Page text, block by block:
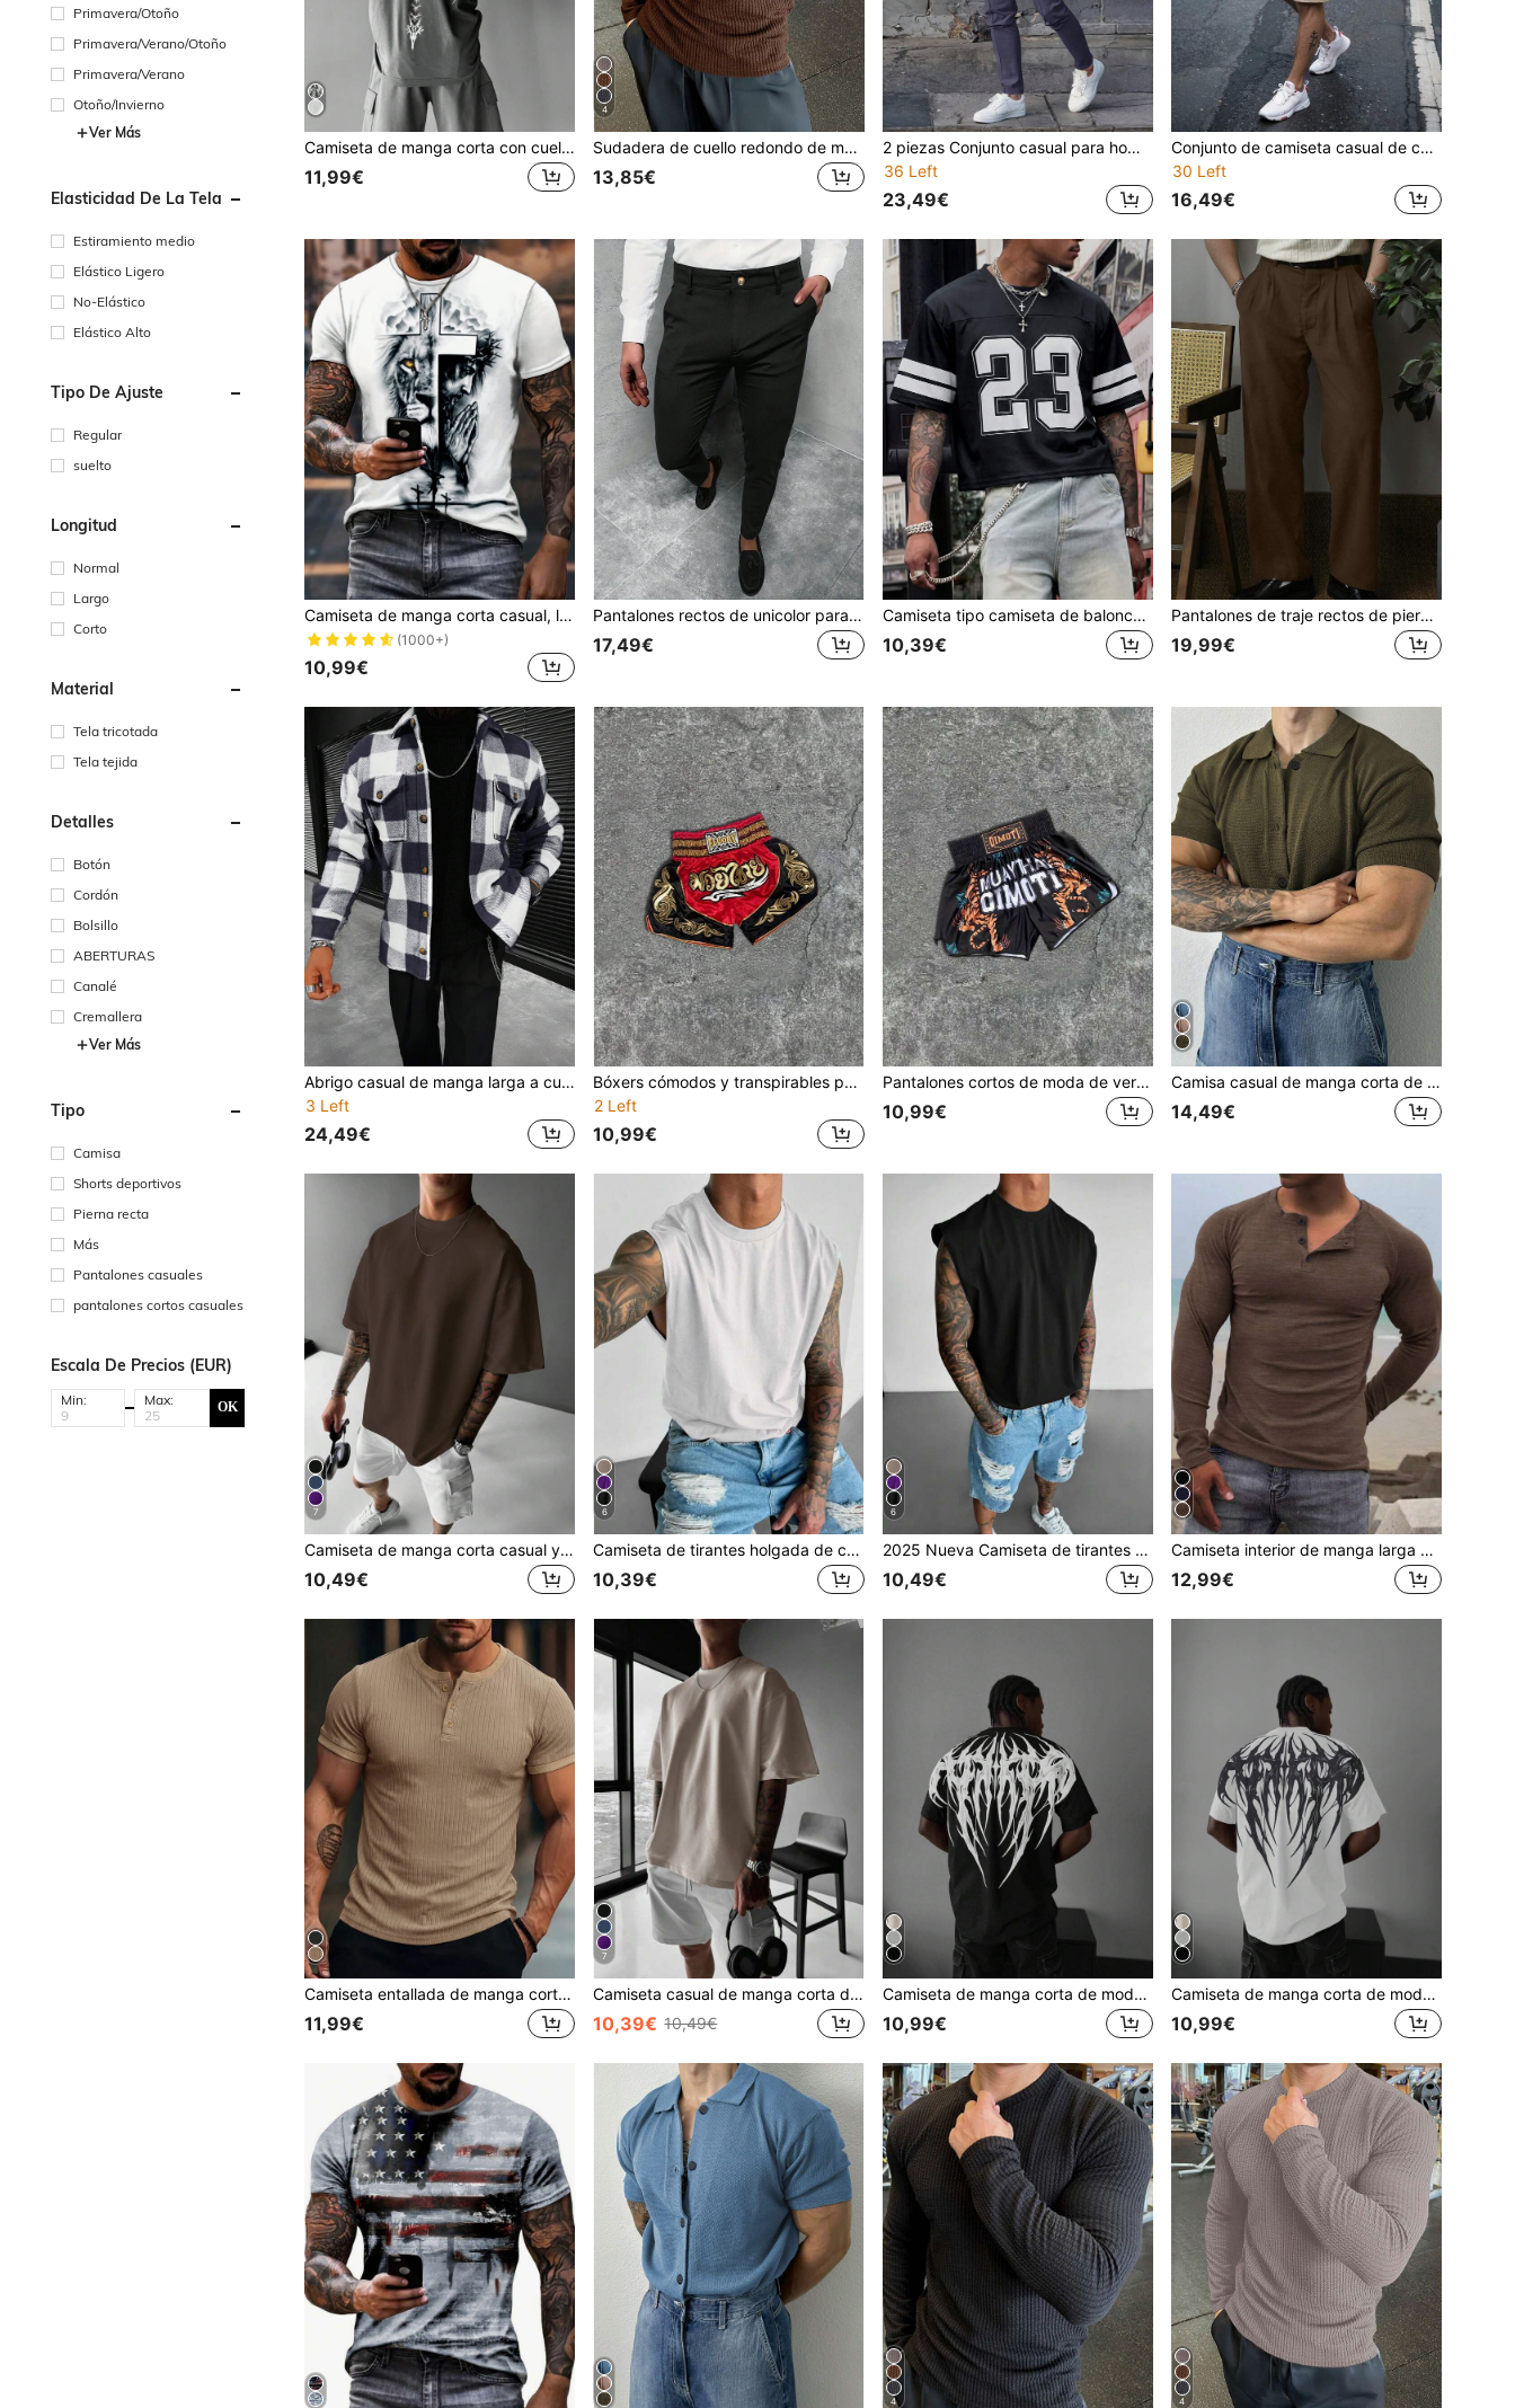
Primavera/Otoño
Primavera/Verano/Otoño
Primavera/Verano
Otoño/Invierno
Ver Más
Elasticidad De La Tela
Estiramiento medio
Elástico Ligero
No-Elástico
Elástico Alto
Tipo De Ajuste
Regular
suelto
Longitud
Normal
Largo
Corto
Material
Tela tricotada
Tela tejida
Detalles
Botón
Cordón
Bolsillo
ABERTURAS
Canalé
Cremallera
Ver Más
Tipo
Camisa
Shorts deportivos
Pierna recta
Más
Pantalones casuales
pantalones cortos casuales
Escala De Precios (EUR)
Min: Max: OK
Camiseta de manga corta con cuello redondo y estampado de color contrastante para hombre, para verano, emo, otoño
11,99€
4
Sudadera de cuello redondo de manga larga con textura acanalada, clásica para hombres, para el otoño
13,85€
2 piezas Conjunto casual para hombre - Sudadera con capucha de unicolor suave y transpirable y pantalones con cordón, ropa deportiva cómoda adecuada para actividades diarias y uso en otoño
36 Left
23,49€
Conjunto de camiseta casual de cuello redondo de manga corta con estampado de letras y pantalones cortos con cordón para hombres
30 Left
16,49€
Camiseta de manga corta casual, ligera y transpirable con estampado de león y cruz, para hombre, de verano
(1000+)
10,99€
Pantalones rectos de unicolor para hombre, estilo de dinero viejo, para el otoño, para uso casual, de negocios y de viaje
17,49€
Camiseta tipo camiseta de baloncesto informal de manga corta con estampado de letra a rayas, de malla transpirable para hombres, para primavera/verano 2025
10,39€
Pantalones de traje rectos de pierna con micropliegues de unicolor para hombre
19,99€
Abrigo casual de manga larga a cuadros para hombres, estilo minimalista versátil y de moda, para otoño
3 Left
24,49€
Bóxers cómodos y transpirables para hombres con estampado gráfico de letras en color de contraste, para verano
2 Left
10,99€
Pantalones cortos de moda de verano para hombres con estampado de letra de tigre
10,99€
Camisa casual de manga corta de unicolor para hombre, versátil para el transporte primaveral
14,49€
7
Camiseta de manga corta casual y suelta de cuello redondo de unicolor para hombres, uso diario para el verano
10,49€
6
Camiseta de tirantes holgada de cuello redondo informal, moda urbana y estilo hip hop para hombre, nuevo lanzamiento 2025
10,39€
6
2025 Nueva Camiseta de tirantes ancha de unicolor de verano para hombre, cuello redondo, sin mangas, casual, estilo hip hop
10,49€
Camiseta interior de manga larga con cuello henley de unicolor casual para hombres, cómoda y suave, versátil para todas las estaciones, otoño
12,99€
Camiseta entallada de manga corta con botones de unicolor para hombre, de verano
11,99€
7
Camiseta casual de manga corta de cuello redondo y unicolor, holgada para hombre, para uso diario en verano
10,39€ 10,49€
Camiseta de manga corta de moda de calle alta con estampado de patrones oscuros, de corte holgado y versátil para hombre
10,99€
Camiseta de manga corta de moda de calle alta con estampado de patrones oscuros, de corte holgado y versátil para hombre
10,99€
4 4